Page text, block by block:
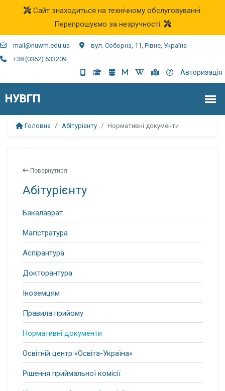
Сайт знаходиться на технічному обслуговуванні.
Перепрошуємо за незручності.
mail@nuwm.edu.ua
вул. Соборна, 11, Рівне, Україна
+38 (0362) 633209
Авторизація
Головна Абітурієнту Нормативні документи
Повернутися
Абітурієнту
Бакалаврат
Магістратура
Аспірантура
Докторантура
Іноземцям
Правила прийому
Нормативні документи
Освітній центр «Освіта-Україна»
Рішення приймальної комісії